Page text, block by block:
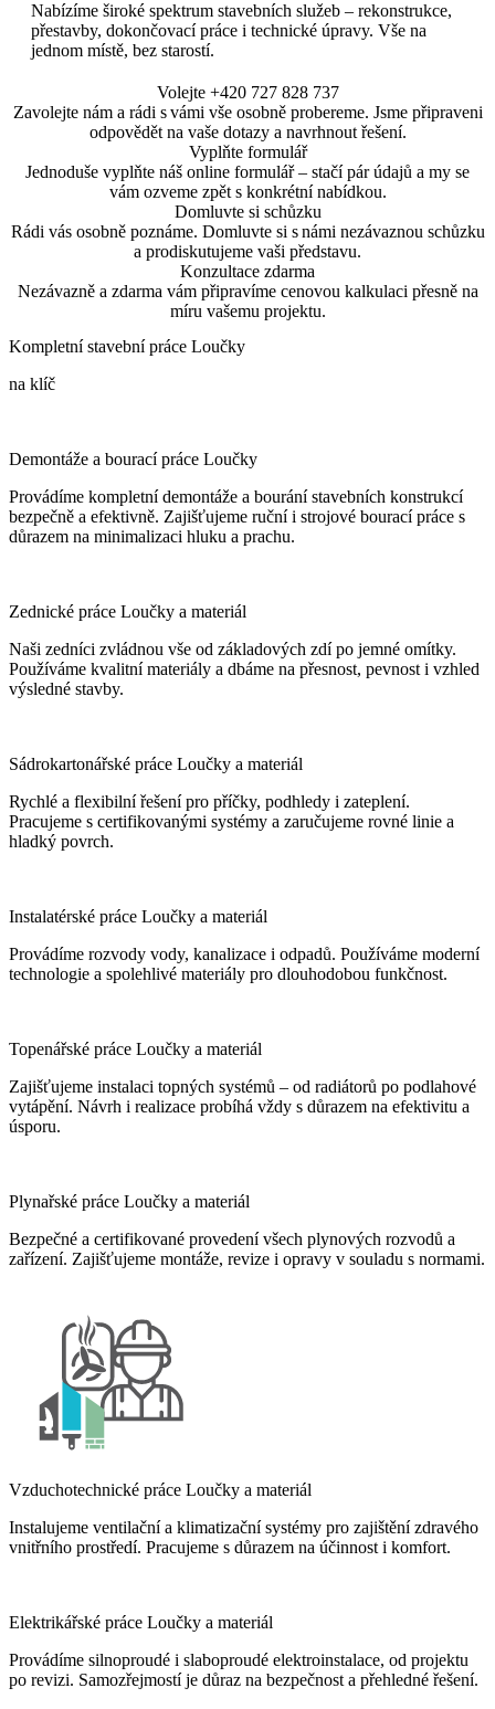
Nabízíme široké spektrum stavebních služeb – rekonstrukce,
přestavby, dokončovací práce i technické úpravy. Vše na
jednom místě, bez starostí.
Volejte +420 727 828 737
Zavolejte nám a rádi s vámi vše osobně probereme. Jsme připraveni
odpovědět na vaše dotazy a navrhnout řešení.
Vyplňte formulář
Jednoduše vyplňte náš online formulář – stačí pár údajů a my se
vám ozveme zpět s konkrétní nabídkou.
Domluvte si schůzku
Rádi vás osobně poznáme. Domluvte si s námi nezávaznou schůzku
a prodiskutujeme vaši představu.
Konzultace zdarma
Nezávazně a zdarma vám připravíme cenovou kalkulaci přesně na
míru vašemu projektu.
Kompletní stavební práce Loučky
na klíč
Demontáže a bourací práce Loučky
Provádíme kompletní demontáže a bourání stavebních konstrukcí
bezpečně a efektivně. Zajišťujeme ruční i strojové bourací práce s
důrazem na minimalizaci hluku a prachu.
Zednické práce Loučky a materiál
Naši zedníci zvládnou vše od základových zdí po jemné omítky.
Používáme kvalitní materiály a dbáme na přesnost, pevnost i vzhled
výsledné stavby.
Sádrokartonářské práce Loučky a materiál
Rychlé a flexibilní řešení pro příčky, podhledy i zateplení.
Pracujeme s certifikovanými systémy a zaručujeme rovné linie a
hladký povrch.
Instalatérské práce Loučky a materiál
Provádíme rozvody vody, kanalizace i odpadů. Používáme moderní
technologie a spolehlivé materiály pro dlouhodobou funkčnost.
Topenářské práce Loučky a materiál
Zajišťujeme instalaci topných systémů – od radiátorů po podlahové
vytápění. Návrh i realizace probíhá vždy s důrazem na efektivitu a
úsporu.
Plynařské práce Loučky a materiál
Bezpečné a certifikované provedení všech plynových rozvodů a
zařízení. Zajišťujeme montáže, revize i opravy v souladu s normami.
Vzduchotechnické práce Loučky a materiál
Instalujeme ventilační a klimatizační systémy pro zajištění zdravého
vnitřního prostředí. Pracujeme s důrazem na účinnost i komfort.
Elektrikářské práce Loučky a materiál
Provádíme silnoproudé i slaboproudé elektroinstalace, od projektu
po revizi. Samozřejmostí je důraz na bezpečnost a přehledné řešení.